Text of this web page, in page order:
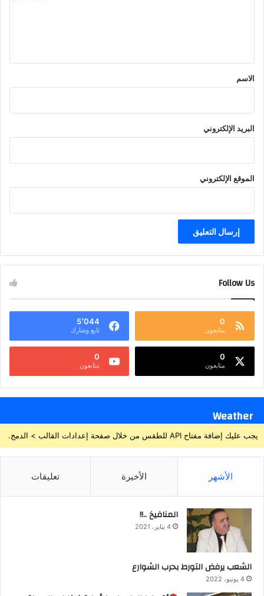
*
الاسم
البريد الإلكتروني
الموقع الإلكتروني
Follow Us
0
متابعون
5٬044
تابع وشارك
0
متابعون
0
متابعون
Weather
يجب عليك إضافة مفتاح API للطقس من خلال صفحة إعدادات القالب > الدمج.
الأشهر الأخيرة تعليقات
المنافيخ ..!!
4 يناير، 2021
الشعب يرفض التورط بحرب الشوارع
4 يونيو، 2022